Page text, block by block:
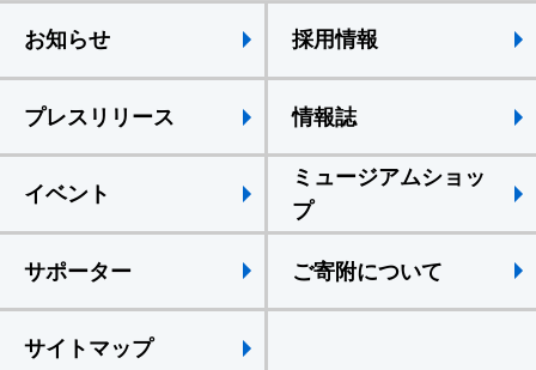
お知らせ 採用情報
プレスリリース 情報誌
イベント
ミュージアムショッ
プ
サポーター ご寄附について
サイトマップ